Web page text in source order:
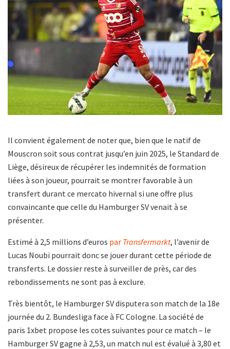
Il convient également de noter que, bien que le natif de
Mouscron soit sous contrat jusqu’en juin 2025, le Standard de
Liège, désireux de récupérer les indemnités de formation
liées à son joueur, pourrait se montrer favorable à un
transfert durant ce mercato hivernal si une offre plus
convaincante que celle du Hamburger SV venait à se
présenter.
Estimé à 2,5 millions d’euros par Transfermarkt, l’avenir de
Lucas Noubi pourrait donc se jouer durant cette période de
transferts. Le dossier reste à surveiller de près, car des
rebondissements ne sont pas à exclure.
Très bientôt, le Hamburger SV disputera son match de la 18e
journée du 2. Bundesliga face à FC Cologne. La société de
paris 1xbet propose les cotes suivantes pour ce match – le
Hamburger SV gagne à 2,53, un match nul est évalué à 3,80 et